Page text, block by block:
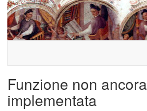
Funzione non ancora
implementata